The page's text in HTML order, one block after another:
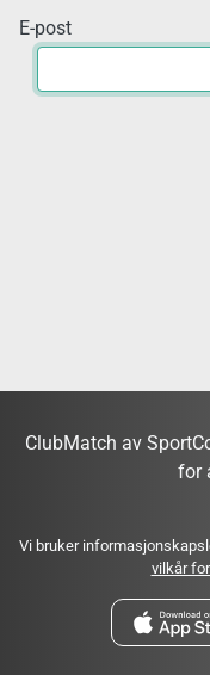
E-post
ClubMatch av
for
Vi bruker
vilkår